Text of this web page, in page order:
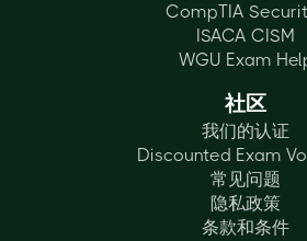
CompTIA
ISACA CISM
WGU Exam
社区
我们的认证
Discounted Exam
常见问题
隐私政策
条款和条件